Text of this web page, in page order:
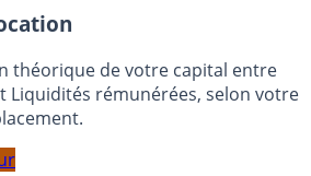
théorique de votre capital entre